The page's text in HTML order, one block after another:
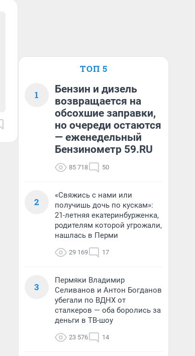
ТОП 5
1
Бензин и дизель
возвращается на
обсохшие заправки,
но очереди остаются
— еженедельный
Бензинометр 59.RU
85 718 50
2
«Свяжись с нами или
получишь дочь по кускам»:
21-летняя екатеринбурженка,
родителям которой угрожали,
нашлась в Перми
29 169 17
3
Пермяки Владимир
Селиванов и Антон Богданов
убегали по ВДНХ от
сталкеров — оба боролись за
деньги в ТВ-шоу
23 576 14